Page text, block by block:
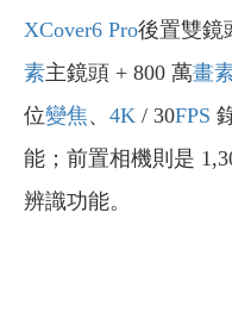
XCover6 Pro後置雙鏡
素主鏡頭 + 800 萬畫
位變焦、 4K / 30FPS
能；前置相機則是
辨識功能。